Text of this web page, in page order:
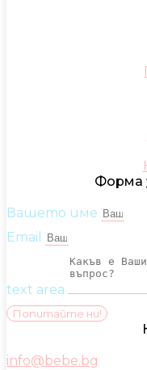
Форма
Вашето име
Email
text area
Попитайте ни!
info@bebe.bg